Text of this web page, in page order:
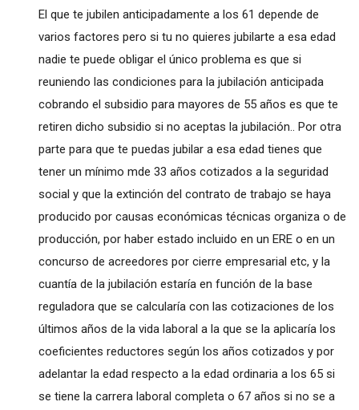
El que te jubilen anticipadamente a los 61 depende de
varios factores pero si tu no quieres jubilarte a esa edad
nadie te puede obligar el único problema es que si
reuniendo las condiciones para la jubilación anticipada
cobrando el subsidio para mayores de 55 años es que te
retiren dicho subsidio si no aceptas la jubilación.. Por otra
parte para que te puedas jubilar a esa edad tienes que
tener un mínimo mde 33 años cotizados a la seguridad
social y que la extinción del contrato de trabajo se haya
producido por causas económicas técnicas organiza o de
producción, por haber estado incluido en un ERE o en un
concurso de acreedores por cierre empresarial etc, y la
cuantía de la jubilación estaría en función de la base
reguladora que se calcularía con las cotizaciones de los
últimos años de la vida laboral a la que se la aplicaría los
coeficientes reductores según los años cotizados y por
adelantar la edad respecto a la edad ordinaria a los 65 si
se tiene la carrera laboral completa o 67 años si no se a